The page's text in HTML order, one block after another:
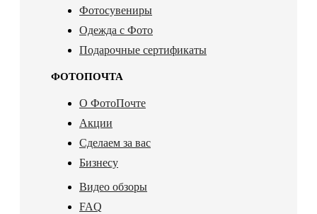
Фотосувениры
Одежда с Фото
Подарочные сертификаты
ФОТОПОЧТА
О ФотоПочте
Акции
Сделаем за вас
Бизнесу
Видео обзоры
FAQ